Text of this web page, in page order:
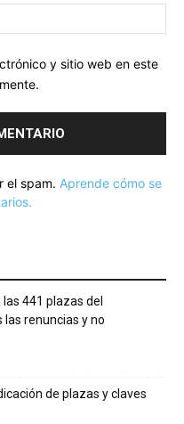
y sitio web en este
el spam. Aprende cómo se
441 plazas del
renuncias y no
de plazas y claves